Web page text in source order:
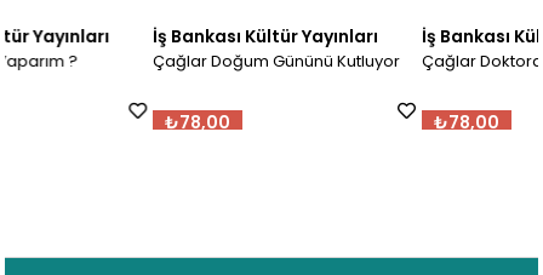
İş Bankası Kültür Yayınları
Çağlar Doğum Gününü Kutluyor
İş Bankası Kültür Yayınları
Çağlar Doktorda